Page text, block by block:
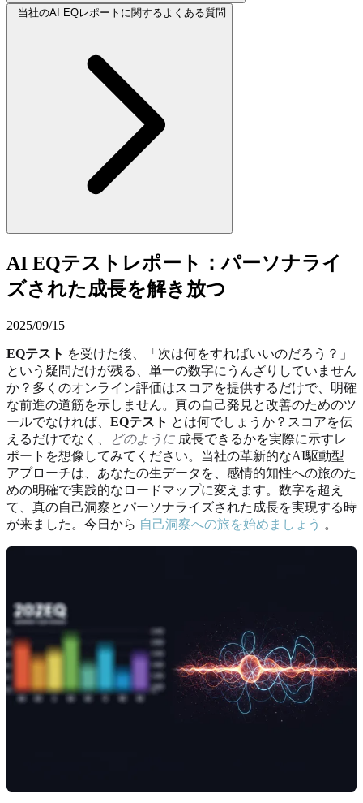
当社のAI EQレポートに関するよくある質問
AI EQテストレポート：パーソナライ
ズされた成長を解き放つ
2025/09/15
EQテスト を受けた後、「次は何をすればいいのだろう？」
という疑問だけが残る、単一の数字にうんざりしていません
か？多くのオンライン評価はスコアを提供するだけで、明確
な前進の道筋を示しません。真の自己発見と改善のためのツ
ールでなければ、 EQテスト とは何でしょうか？スコアを伝
えるだけでなく、
どのように 成長できるかを実際に示すレ
ポートを想像してみてください。当社の革新的なAI駆動型
アプローチは、あなたの生データを、感情的知性への旅のた
めの明確で実践的なロードマップに変えます。数字を超え
て、真の自己洞察とパーソナライズされた成長を実現する時
が来ました。今日から 自己洞察への旅を始めましょう 。